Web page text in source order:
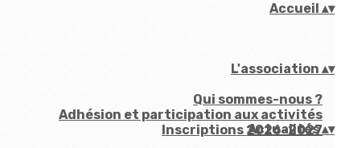
Accueil ▴▾
L'association ▴▾
Qui sommes-nous ?
Adhésion et participation aux activités
Inscriptions 2026-2027
Actualités▴▾